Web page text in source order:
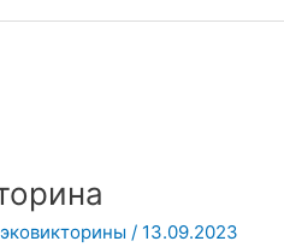
эковикторины / 13.09.2023